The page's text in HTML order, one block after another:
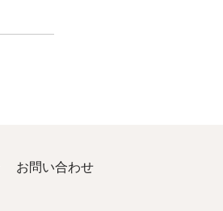
お問い合わせ